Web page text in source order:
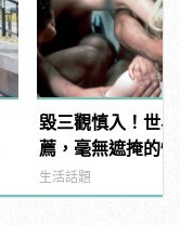
毀三觀慎入！世
薦，毫無遮掩的
噁心到極致！
生活話題